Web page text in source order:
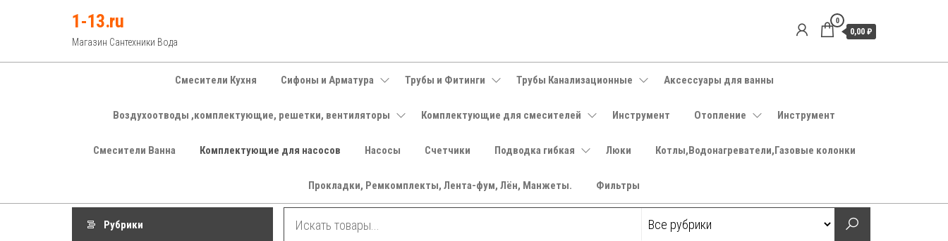
1-13.ru
Магазин Сантехники Вода
0
0,00 ₽
Смесители Кухня Сифоны и Арматура Трубы и Фитинги Трубы Канализационные Аксессуары для ванны
Воздухоотводы ,комплектующие, решетки, вентиляторы Комплектующие для смесителей Инструмент Отопление Инструмент
Смесители Ванна Комплектующие для насосов Насосы Счетчики Подводка гибкая Люки Котлы,Водонагреватели,Газовые колонки
Прокладки, Ремкомплекты, Лента-фум, Лён, Манжеты. Фильтры
Рубрики